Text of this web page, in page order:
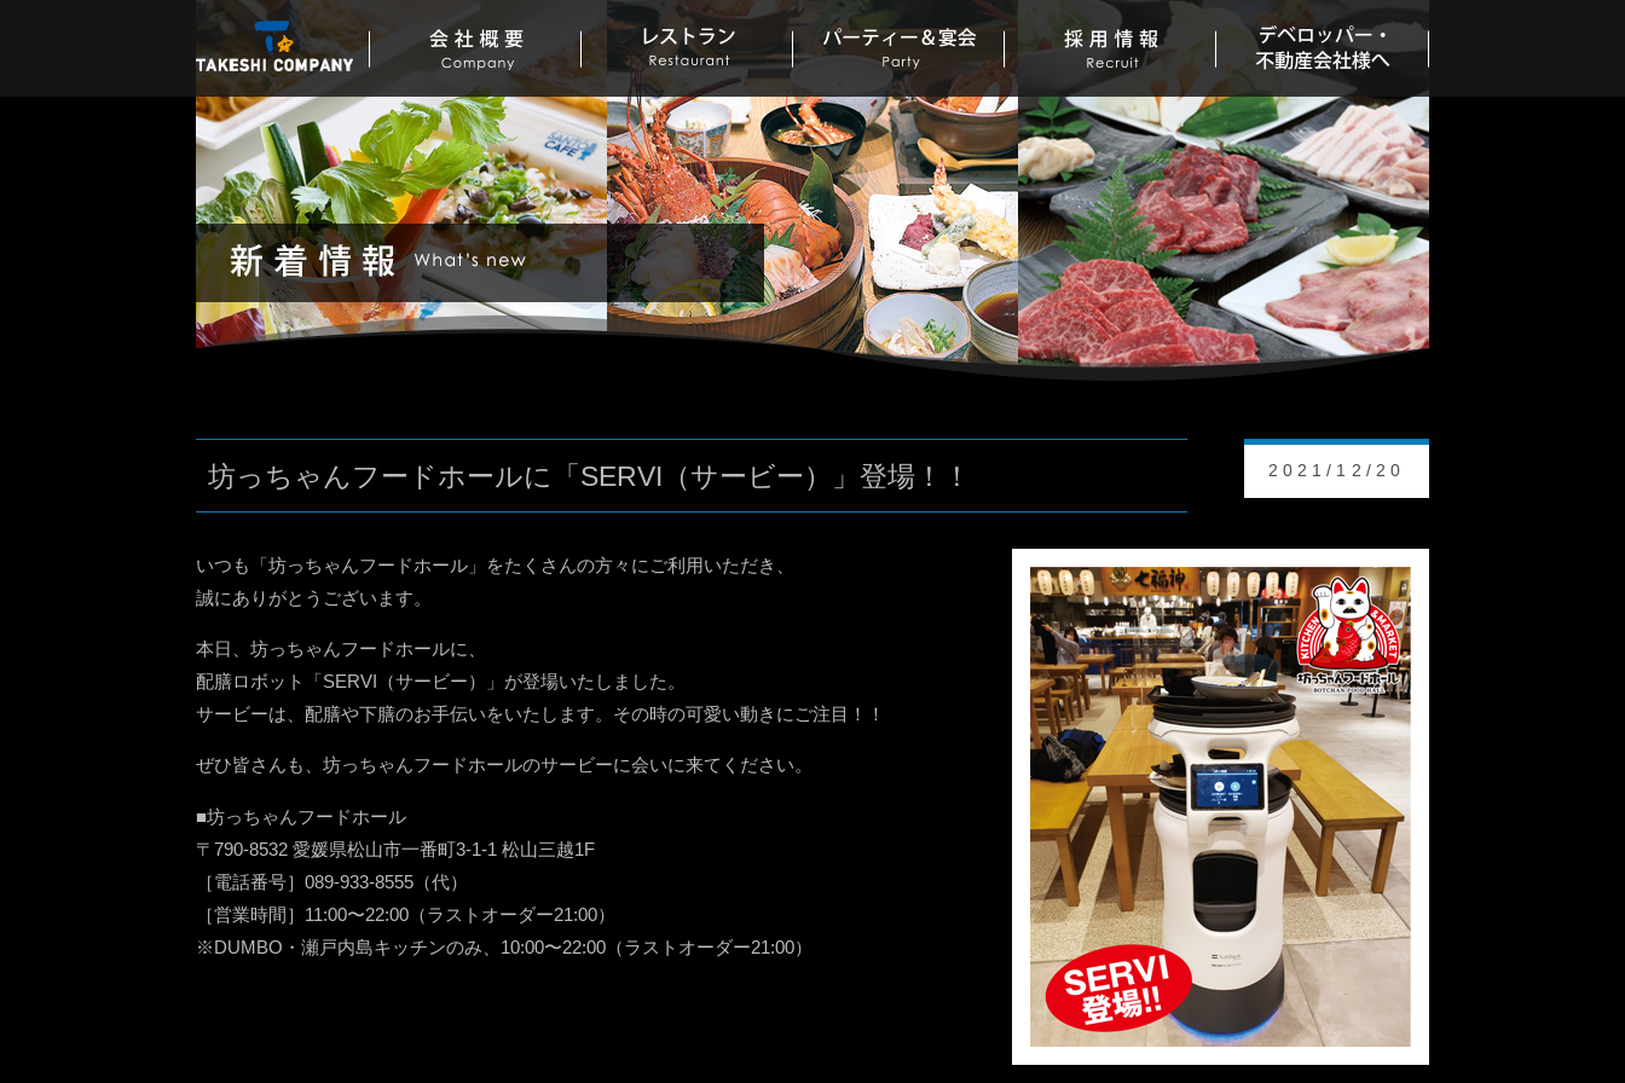
坊っちゃんフードホールに「SERVI（サービー）」登場！！ 2021/12/20
いつも「坊っちゃんフードホール」をたくさんの方々にご利用いただき、
誠にありがとうございます。
本日、坊っちゃんフードホールに、
配膳ロボット「SERVI（サービー）」が登場いたしました。
サービーは、配膳や下膳のお手伝いをいたします。その時の可愛い動きにご注目！！
ぜひ皆さんも、坊っちゃんフードホールのサービーに会いに来てください。
■坊っちゃんフードホール
〒790-8532 愛媛県松山市一番町3-1-1 松山三越1F
［電話番号］089-933-8555（代）
［営業時間］11:00〜22:00（ラストオーダー21:00）
※DUMBO・瀬戸内島キッチンのみ、10:00〜22:00（ラストオーダー21:00）